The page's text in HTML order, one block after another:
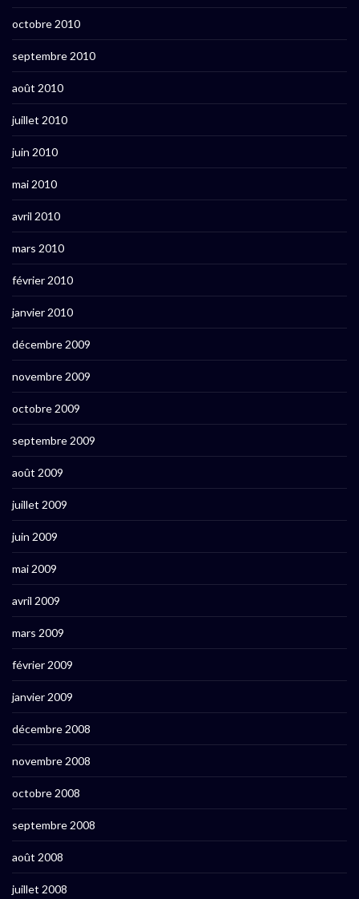
octobre 2010
septembre 2010
août 2010
juillet 2010
juin 2010
mai 2010
avril 2010
mars 2010
février 2010
janvier 2010
décembre 2009
novembre 2009
octobre 2009
septembre 2009
août 2009
juillet 2009
juin 2009
mai 2009
avril 2009
mars 2009
février 2009
janvier 2009
décembre 2008
novembre 2008
octobre 2008
septembre 2008
août 2008
juillet 2008